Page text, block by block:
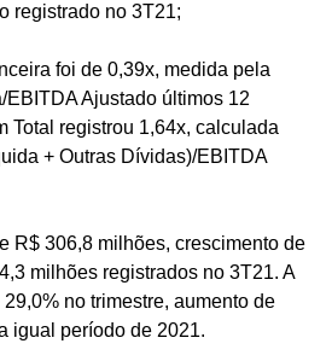
registrado no 3T21;
foi de 0,39x, medida pela
Ajustado últimos 12
Total registrou 1,64x, calculada
+ Outras Dívidas)/EBITDA
R$ 306,8 milhões, crescimento de
milhões registrados no 3T21. A
no trimestre, aumento de
igual período de 2021.